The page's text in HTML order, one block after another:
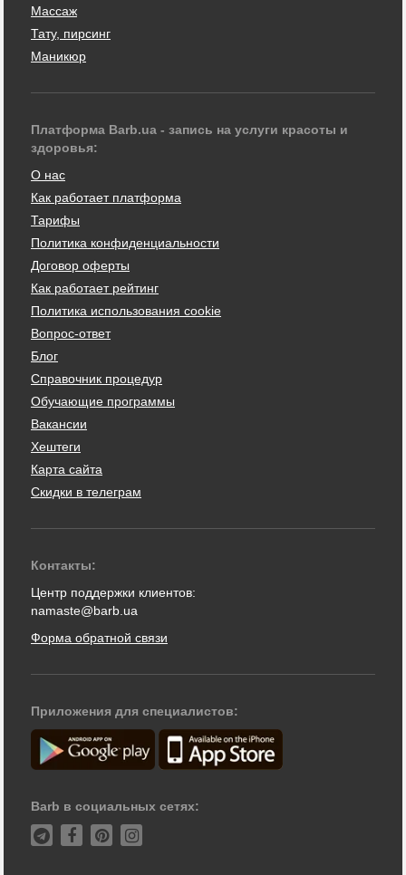
Массаж
Тату, пирсинг
Маникюр
Платформа Barb.ua - запись на услуги красоты и
здоровья:
О нас
Как работает платформа
Тарифы
Политика конфиденциальности
Договор оферты
Как работает рейтинг
Политика использования cookie
Вопрос-ответ
Блог
Справочник процедур
Обучающие программы
Вакансии
Хештеги
Карта сайта
Скидки в телеграм
Контакты:
Центр поддержки клиентов:
namaste@barb.ua
Форма обратной связи
Приложения для специалистов:
Barb в социальных сетях: